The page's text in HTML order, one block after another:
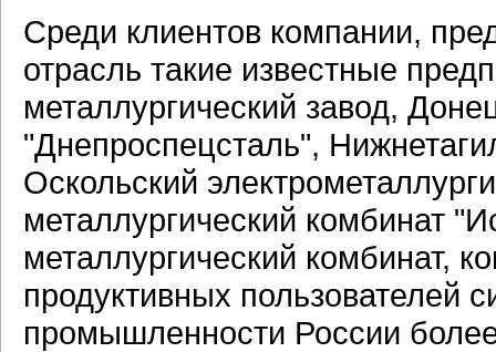
Среди клиентов компании,
отрасль такие известные
металлургический завод,
"Днепроспецсталь",
Оскольский
металлургический комбинат
металлургический комбинат,
продуктивных пользователей
промышленности России